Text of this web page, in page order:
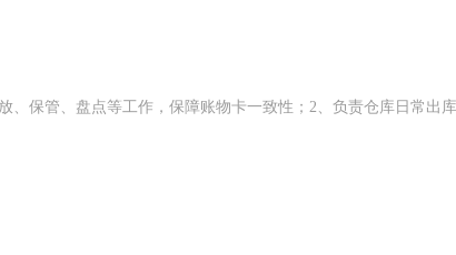
、保管、盘点等工作，保障账物卡一致性；2、负责仓库日常出